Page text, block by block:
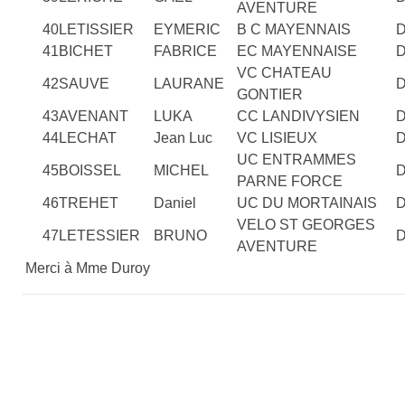
AVENTURE
40LETISSIER EYMERIC B C MAYENNAIS
41BICHET FABRICE EC MAYENNAISE
42SAUVE LAURANE
VC CHATEAU
GONTIER
43AVENANT LUKA CC LANDIVYSIEN
44LECHAT Jean Luc VC LISIEUX
45BOISSEL MICHEL
UC ENTRAMMES
PARNE FORCE
46TREHET Daniel UC DU MORTAINAIS
47 LETESSIER BRUNO
VELO ST GEORGES
AVENTURE
Merci à Mme Duroy